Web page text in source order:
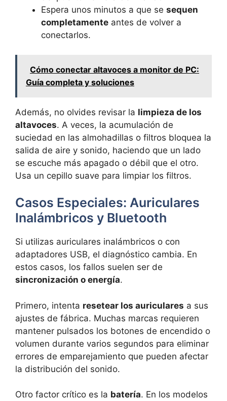
Espera unos minutos a que se sequen
completamente antes de volver a
conectarlos.
Cómo conectar altavoces a monitor de PC:
Guía completa y soluciones
Además, no olvides revisar la limpieza de los
altavoces. A veces, la acumulación de
suciedad en las almohadillas o filtros bloquea la
salida de aire y sonido, haciendo que un lado
se escuche más apagado o débil que el otro.
Usa un cepillo suave para limpiar los filtros.
Casos Especiales: Auriculares
Inalámbricos y Bluetooth
Si utilizas auriculares inalámbricos o con
adaptadores USB, el diagnóstico cambia. En
estos casos, los fallos suelen ser de
sincronización o energía.
Primero, intenta resetear los auriculares a sus
ajustes de fábrica. Muchas marcas requieren
mantener pulsados los botones de encendido o
volumen durante varios segundos para eliminar
errores de emparejamiento que pueden afectar
la distribución del sonido.
Otro factor crítico es la batería. En los modelos